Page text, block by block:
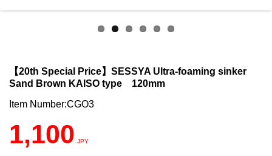
【20th Special Price】SESSYA Ultra-foaming sinker
Sand Brown KAISO type 120mm
Item Number:CGO3
1,100 JPY